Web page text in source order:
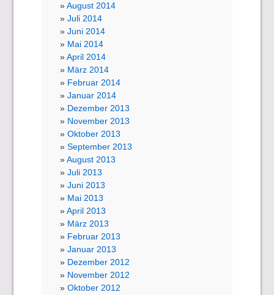
August 2014
Juli 2014
Juni 2014
Mai 2014
April 2014
März 2014
Februar 2014
Januar 2014
Dezember 2013
November 2013
Oktober 2013
September 2013
August 2013
Juli 2013
Juni 2013
Mai 2013
April 2013
März 2013
Februar 2013
Januar 2013
Dezember 2012
November 2012
Oktober 2012